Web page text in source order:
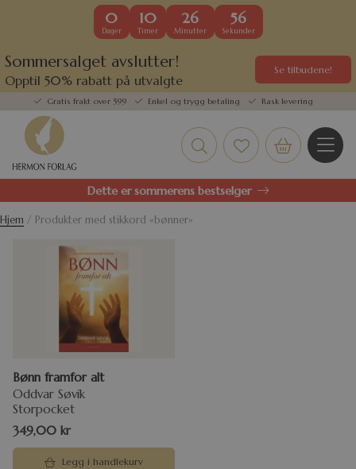
0
Dager
10
Timer
26
Minutter
56
Sekunder
Sommersalget avslutter!
Opptil 50% rabatt på utvalgte
kundefavoritter
Se tilbudene!
Gratis frakt over 599 Enkel og trygg betaling Rask levering
Dette er sommerens bestselger
Hjem / Produkter med stikkord «bønner»
Bønn framfor alt
Oddvar Søvik
Storpocket
349,00 kr
Legg i handlekurv